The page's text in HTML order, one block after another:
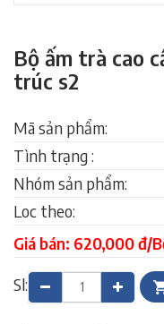
Bộ ấm trà cao
trúc s2
Mã sản phẩm:
Tình trạng :
Nhóm sản phẩm:
Loc theo:
Giá bán: 620,000 đ/
Sl: